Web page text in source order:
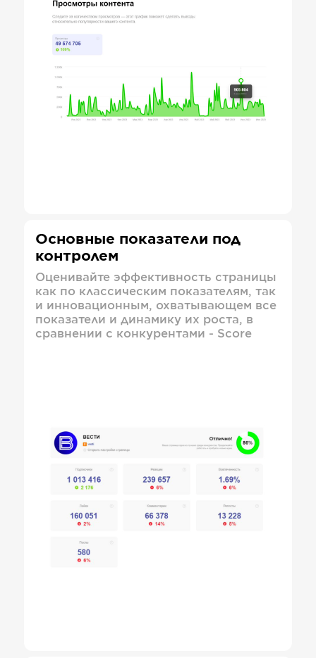
Основные показатели под
контролем
Оценивайте эффективность страницы
как по классическим показателям, так
и инновационным, охватывающем все
показатели и динамику их роста, в
сравнении с конкурентами - Score